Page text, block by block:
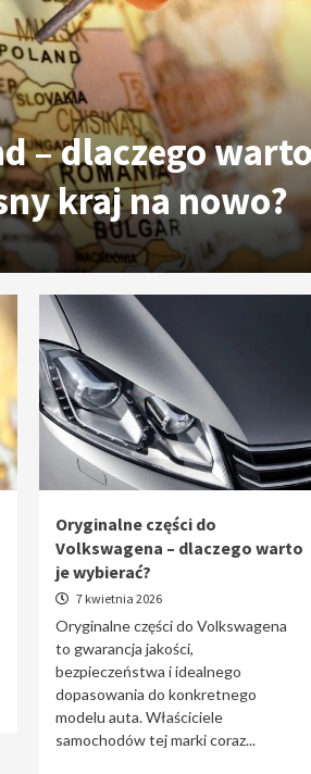
– dlaczego
kraj na nowo?
Oryginalne części do
Volkswagena – dlaczego warto
je wybierać?
7 kwietnia 2026
Oryginalne części do Volkswagena
to gwarancja jakości,
bezpieczeństwa i idealnego
dopasowania do konkretnego
modelu auta. Właściciele
samochodów tej marki coraz...